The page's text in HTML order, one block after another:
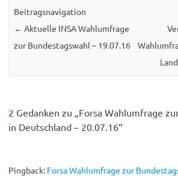
Beitragsnavigation
← Aktuelle INSA Wahlumfrage
zur Bundestagswahl – 19.07.16
2 Gedanken zu „ Forsa Wahlumfrage
in Deutschland – 20.07.16“
Pingback: Forsa Wahlumfrage zur